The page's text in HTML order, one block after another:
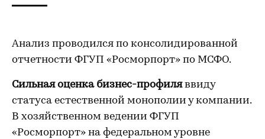
Анализ проводился по консолидированной
отчетности ФГУП «Росморпорт» по МСФО.
Сильная оценка бизнес-профиляввиду
статуса естественной монополии у компании.
В хозяйственном ведении ФГУП
«Росморпорт» на федеральном уровне